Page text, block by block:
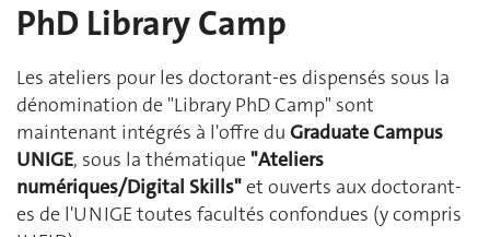
PhD Library Camp
Les ateliers pour les doctorant-es dispensés sous la
dénomination de "Library PhD Camp" sont
maintenant intégrés à l'offre du Graduate Campus
UNIGE, sous la thématique "Ateliers
numériques/Digital Skills"et ouverts aux doctorant-
es de l'UNIGE toutes facultés confondues (y compris